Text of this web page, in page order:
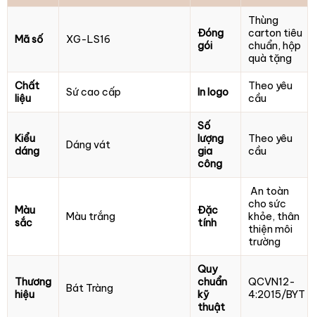
Mã số XG-LS16
Đóng
gói
Thùng
carton tiêu
chuẩn, hộp
quà tặng
Chất
liệu
Sứ cao cấp In logo
Theo yêu
cầu
Kiểu
dáng
Dáng vát
Số
lượng
gia
công
Theo yêu
cầu
Màu
sắc
Màu trắng
Đặc
tính
An toàn
cho sức
khỏe, thân
thiện môi
trường
Thương
hiệu
Bát Tràng
Quy
chuẩn
kỹ
thuật
QCVN12-
4:2015/BYT